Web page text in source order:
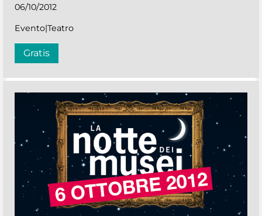
06/10/2012
Evento|Teatro
Gratis